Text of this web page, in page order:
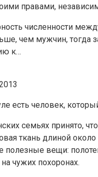
правами,
численности
чем мужчин, тогда
к…
есть человек,
семьях принято,
ткань длиной
вещи:
чужих похоронах.